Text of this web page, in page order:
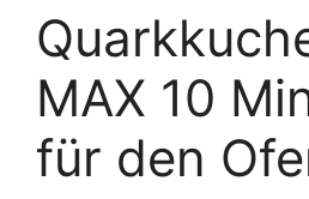
MAX 10
für den